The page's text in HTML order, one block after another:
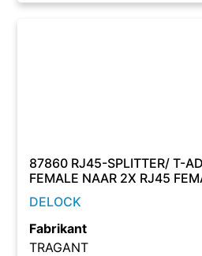
87860 RJ45-SPLITTER/ T-
FEMALE NAAR 2X RJ45
DELOCK
Fabrikant
TRAGANT